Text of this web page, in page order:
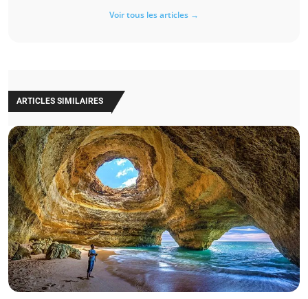
Voir tous les articles →
ARTICLES SIMILAIRES